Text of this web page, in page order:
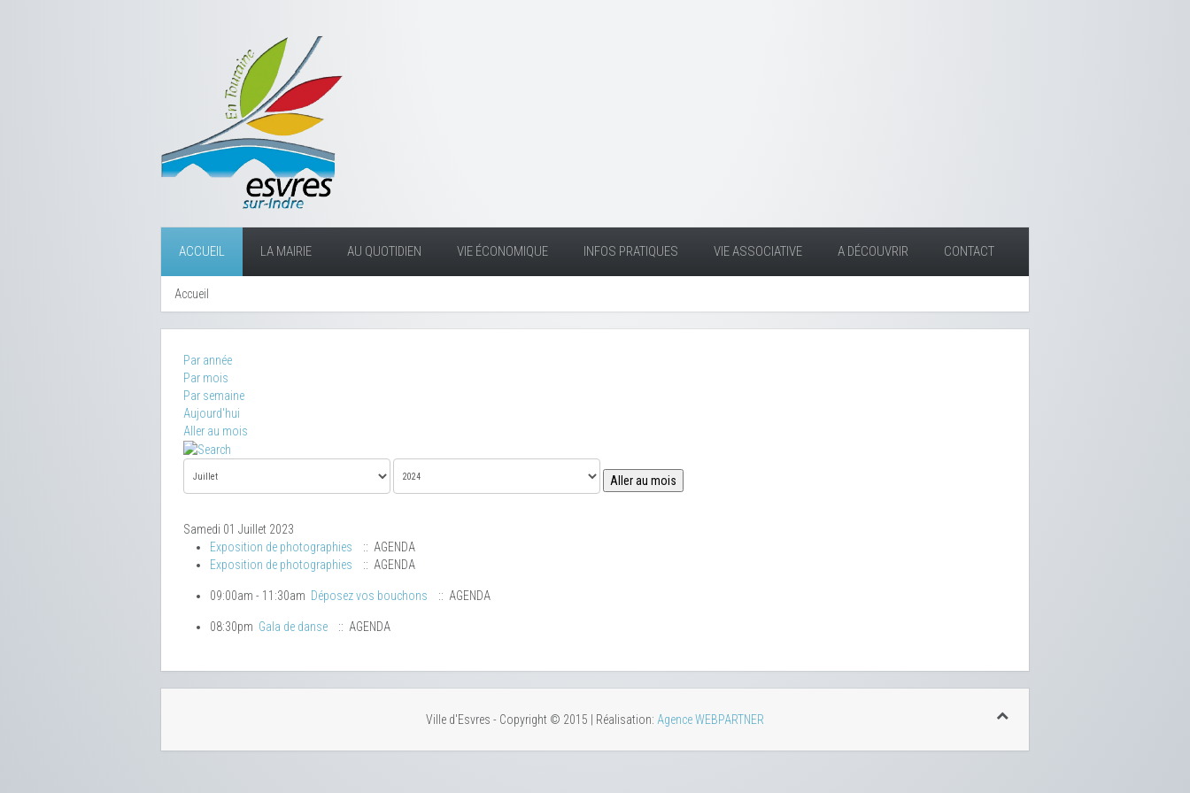
ACCUEIL LA MAIRIE AU QUOTIDIEN VIE ÉCONOMIQUE INFOS PRATIQUES VIE ASSOCIATIVE A DÉCOUVRIR CONTACT
Accueil
Par année
Par mois
Par semaine
Aujourd'hui
Aller au mois
Aller au mois
Samedi 01 Juillet 2023
Exposition de photographies
:: AGENDA
Exposition de photographies
:: AGENDA
09:00am - 11:30am Déposez vos bouchons :: AGENDA
08:30pm Gala de danse :: AGENDA
Ville d'Esvres - Copyright © 2015 | Réalisation: Agence WEBPARTNER